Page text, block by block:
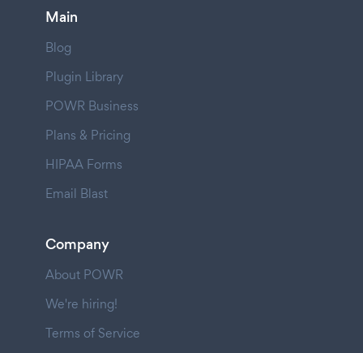
Main
Blog
Plugin Library
POWR Business
Plans & Pricing
HIPAA Forms
Email Blast
Company
About POWR
We're hiring!
Terms of Service